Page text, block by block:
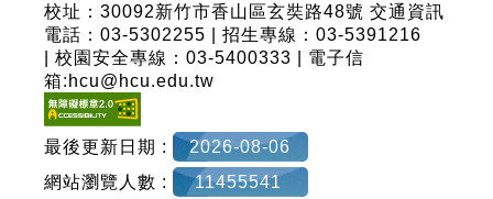
校址：30092新竹市香山區玄奘路48號 交通資訊
電話：03-5302255 | 招生專線：03-5391216
| 校園安全專線：03-5400333 | 電子信
箱:hcu@hcu.edu.tw
最後更新日期 :
2026-08-06
網站瀏覽人數 :
11455541